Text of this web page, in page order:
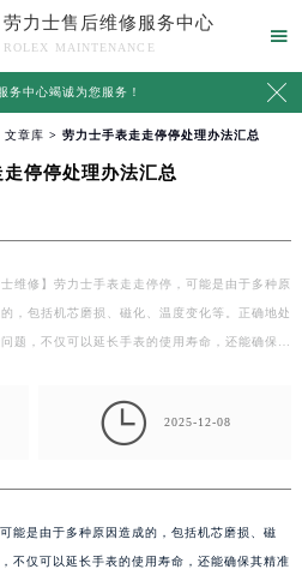
劳力士售后维修服务中心
ROLEX MAINTENANCE

务中心竭诚为您服务！ 
文章库 > 劳力士手表走走停停处理办法汇总
停停处理办法汇总
士维修】劳力士手表走走停停，可能是由于多种原
的，包括机芯磨损、磁化、温度变化等。正确地处
题，不仅可以延长手表的使用寿命，还能确保
 2025-12-08
能是由于多种原因造成的，包括机芯磨损、磁
不仅可以延长手表的使用寿命，还能确保其精准